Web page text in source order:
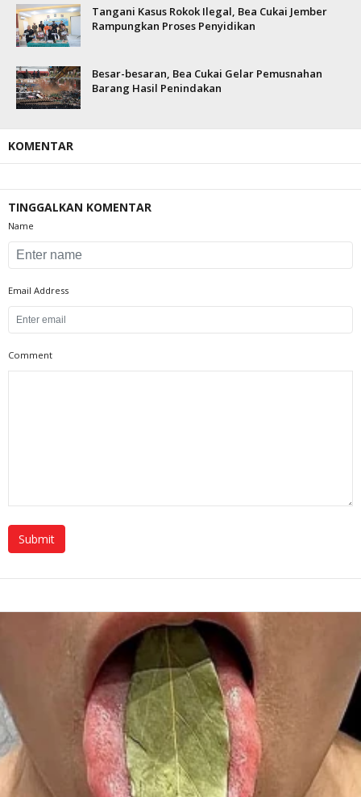
Tangani Kasus Rokok Ilegal, Bea Cukai Jember
Rampungkan Proses Penyidikan
Besar-besaran, Bea Cukai Gelar Pemusnahan
Barang Hasil Penindakan
KOMENTAR
TINGGALKAN KOMENTAR
Name
Email Address
Comment